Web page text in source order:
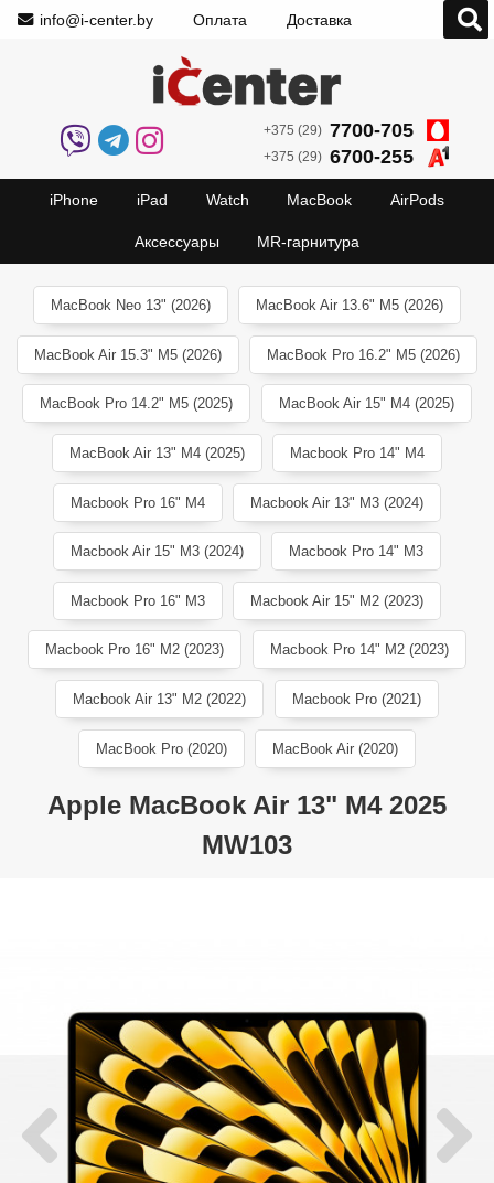
info@i-center.by Оплата Доставка
+375 (29) 7700-705
+375 (29) 6700-255
iPhone iPad Watch MacBook AirPods
Аксессуары MR-гарнитура
MacBook Neo 13" (2026) MacBook Air 13.6" M5 (2026)
MacBook Air 15.3" M5 (2026) MacBook Pro 16.2" M5 (2026)
MacBook Pro 14.2" M5 (2025) MacBook Air 15" M4 (2025)
MacBook Air 13" M4 (2025) Macbook Pro 14" M4
Macbook Pro 16" M4 Macbook Air 13" M3 (2024)
Macbook Air 15" M3 (2024) Macbook Pro 14" M3
Macbook Pro 16" M3 Macbook Air 15" M2 (2023)
Macbook Pro 16" M2 (2023) Macbook Pro 14" M2 (2023)
Macbook Air 13" M2 (2022) Macbook Pro (2021)
MacBook Pro (2020) MacBook Air (2020)
Apple MacBook Air 13" M4 2025
MW103